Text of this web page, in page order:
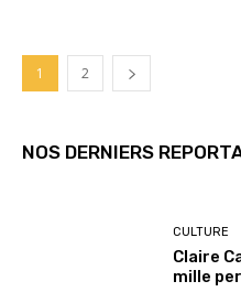
1 2
NOS DERNIERS
CULTURE
Claire
mille